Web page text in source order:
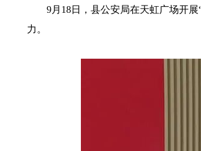
9月18日，县公安局在天虹广场开
力。